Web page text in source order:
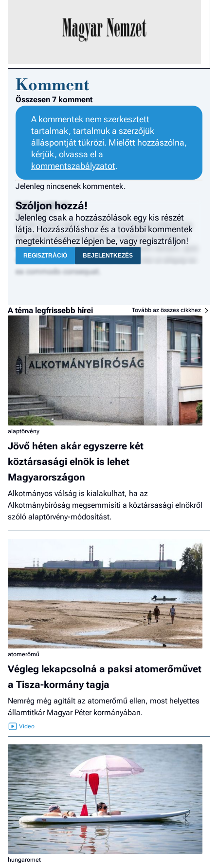
Komment
Összesen 7 komment
A kommentek nem szerkesztett
tartalmak, tartalmuk a szerzőjük
álláspontját tükrözi. Mielőtt hozzászólna,
kérjük, olvassa el a
kommentszabályzatot.
Jelenleg nincsenek kommentek.
Felhasználónév
2024. január 1.
Lorem ipsum dolor sit amet, consectetur adipiscing
elit. Sed do eiusmod tempor incididunt ut labore et
dolore magna aliqua. Ut enim ad minim veniam, quis
nostrud exercitation ullamco laboris nisi ut aliquip ex
ea commodo consequat.
Szóljon hozzá!
Jelenleg csak a hozzászólások egy kis részét
látja. Hozzászóláshoz és a további kommentek
megtekintéséhez lépjen be, vagy regisztráljon!
REGISZTRÁCIÓ BEJELENTKEZÉS
A téma legfrissebb hírei Tovább az összes cikkhez
alaptörvény
Jövő héten akár egyszerre két
köztársasági elnök is lehet
Magyarországon
Alkotmányos válság is kialakulhat, ha az
Alkotmánybíróság megsemmisíti a köztársasági elnökről
szóló alaptörvény-módosítást.
atomerőmű
Végleg lekapcsolná a paksi atomerőművet
a Tisza-kormány tagja
Nemrég még agitált az atomerőmű ellen, most helyettes
államtitkár Magyar Péter kormányában.
hungaromet